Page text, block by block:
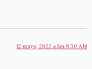
12 mayo, 2022 a las 8:30 AM